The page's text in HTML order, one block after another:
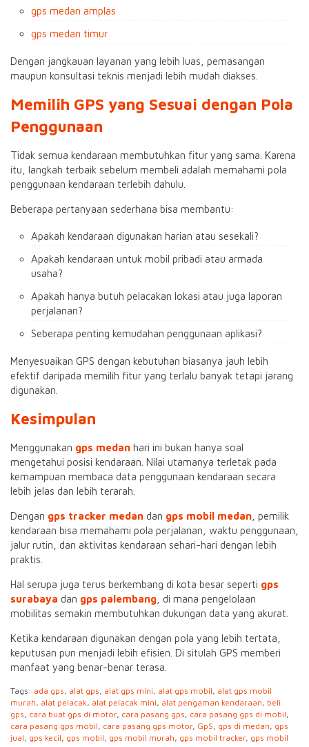
gps medan amplas
gps medan timur
Dengan jangkauan layanan yang lebih luas, pemasangan
maupun konsultasi teknis menjadi lebih mudah diakses.
Memilih GPS yang Sesuai dengan Pola
Penggunaan
Tidak semua kendaraan membutuhkan fitur yang sama. Karena
itu, langkah terbaik sebelum membeli adalah memahami pola
penggunaan kendaraan terlebih dahulu.
Beberapa pertanyaan sederhana bisa membantu:
Apakah kendaraan digunakan harian atau sesekali?
Apakah kendaraan untuk mobil pribadi atau armada
usaha?
Apakah hanya butuh pelacakan lokasi atau juga laporan
perjalanan?
Seberapa penting kemudahan penggunaan aplikasi?
Menyesuaikan GPS dengan kebutuhan biasanya jauh lebih
efektif daripada memilih fitur yang terlalu banyak tetapi jarang
digunakan.
Kesimpulan
Menggunakan gps medan hari ini bukan hanya soal
mengetahui posisi kendaraan. Nilai utamanya terletak pada
kemampuan membaca data penggunaan kendaraan secara
lebih jelas dan lebih terarah.
Dengan gps tracker medan dan gps mobil medan , pemilik
kendaraan bisa memahami pola perjalanan, waktu penggunaan,
jalur rutin, dan aktivitas kendaraan sehari-hari dengan lebih
praktis.
Hal serupa juga terus berkembang di kota besar seperti gps
surabaya dan gps palembang , di mana pengelolaan
mobilitas semakin membutuhkan dukungan data yang akurat.
Ketika kendaraan digunakan dengan pola yang lebih tertata,
keputusan pun menjadi lebih efisien. Di situlah GPS memberi
manfaat yang benar-benar terasa.
Tags: ada gps, alat gps, alat gps mini, alat gps mobil, alat gps mobil
murah, alat pelacak, alat pelacak mini, alat pengaman kendaraan, beli
gps, cara buat gps di motor, cara pasang gps, cara pasang gps di mobil,
cara pasang gps mobil, cara pasang gps motor, GpS, gps di medan, gps
jual, gps kecil, gps mobil, gps mobil murah, gps mobil tracker, gps mobil